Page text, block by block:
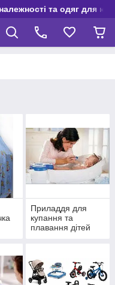
та одяг для
Приладдя для
купання та
плавання дітей